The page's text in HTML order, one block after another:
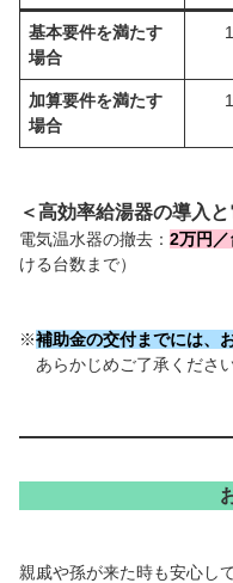
基本要件を満たす
場合
加算要件を満たす
場合
＜高効率給湯器の導入
電気温水器の撤去： 2万円／
ける台数まで）
※補助金の交付までには、
あらかじめご了承ください
親戚や孫が来た時も安心し